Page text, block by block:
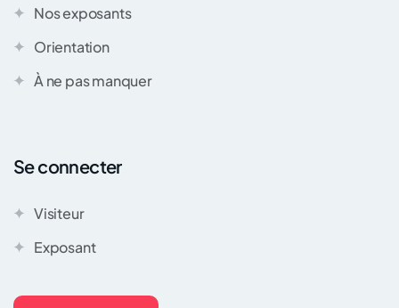
Nos exposants
Orientation
À ne pas manquer
Se connecter
Visiteur
Exposant